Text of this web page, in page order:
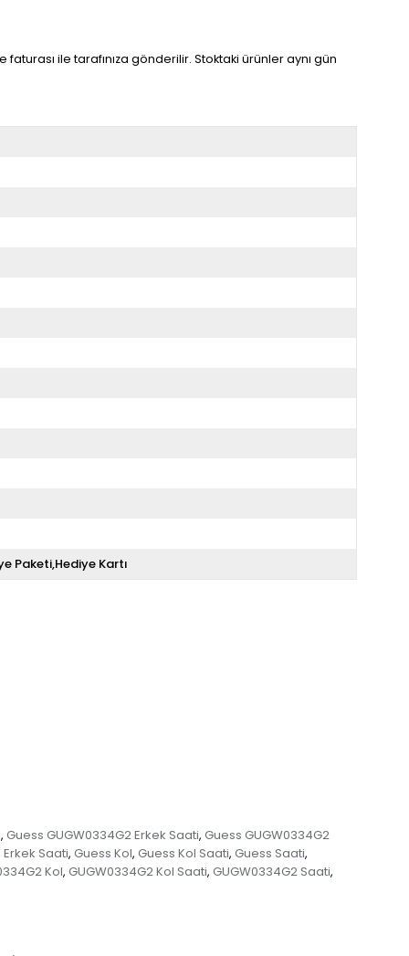
ile tarafınıza gönderilir. Stoktaki ürünler aynı gün
Paketi,Hediye Kartı
, Guess GUGW0334G2 Erkek Saati, Guess GUGW0334G2
Saati, Guess Kol, Guess Kol Saati, Guess Saati,
Kol, GUGW0334G2 Kol Saati, GUGW0334G2 Saati,